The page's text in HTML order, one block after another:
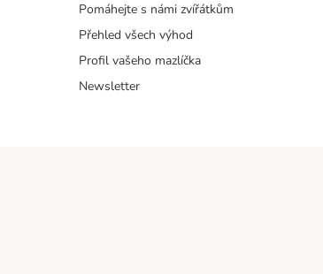
Pomáhejte s námi zvířátkům
Přehled všech výhod
Profil vašeho mazlíčka
Newsletter